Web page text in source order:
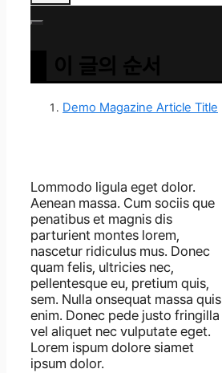
Demo Magazine Article Title
Lommodo ligula eget dolor.
Aenean massa. Cum sociis que
penatibus et magnis dis
parturient montes lorem,
nascetur ridiculus mus. Donec
quam felis, ultricies nec,
pellentesque eu, pretium quis,
sem. Nulla onsequat massa quis
enim. Donec pede justo fringilla
vel aliquet nec vulputate eget.
Lorem ispum dolore siamet
ipsum dolor.